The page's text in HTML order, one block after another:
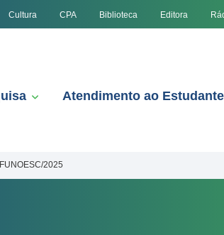
Cultura CPA Biblioteca Editora
Atendimento ao Estudante
2025